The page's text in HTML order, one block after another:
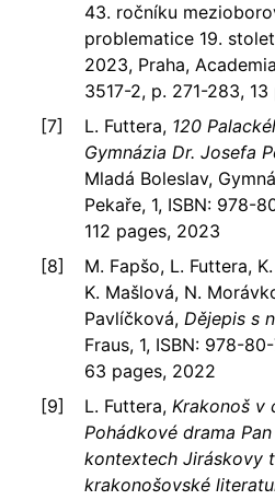
43. ročníku
problematice 19.
2023, Praha,
3517-2, p. 271-283,
L. Futtera, 120
Gymnázia Dr. Josefa
Mladá Boleslav,
Pekaře, 1, ISBN: 978-
112 pages, 2023
M. Fapšo, L. Futtera,
K. Mašlová, N.
Pavlíčková, Dějepis s
Fraus, 1, ISBN: 978-
63 pages, 2022
L. Futtera, Krakonoš v
Pohádkové drama
kontextech Jiráskovy
krakonošovské